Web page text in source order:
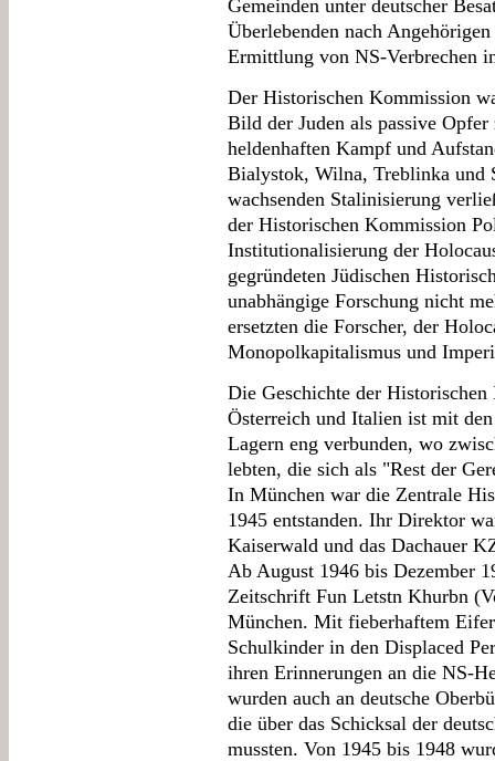
Gemeinden unter deutscher
Überlebenden nach
Ermittlung von NS-Verbrechen
Der Historischen Kommission
Bild der Juden als passive
heldenhaften Kampf und
Bialystok, Wilna, Treblinka und
wachsenden Stalinisierung
der Historischen Kommission
Institutionalisierung der
gegründeten Jüdischen
unabhängige Forschung nicht
ersetzten die Forscher, der
Monopolkapitalismus und
Die Geschichte der
Österreich und Italien ist mit
Lagern eng verbunden, wo
lebten, die sich als "Rest der
In München war die Zentrale
1945 entstanden. Ihr Direktor
Kaiserwald und das Dachauer
Ab August 1946 bis Dezember
Zeitschrift Fun Letstn Khurbn
München. Mit fieberhaftem
Schulkinder in den Displaced
ihren Erinnerungen an die NS-
wurden auch an deutsche
die über das Schicksal der
mussten. Von 1945 bis 1948